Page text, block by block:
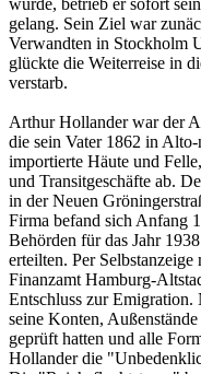
wurde, betrieb er sofort
gelang. Sein Ziel war
Verwandten in Stockholm
glückte die Weiterreise in
verstarb.
Arthur Hollander war der
die sein Vater 1862 in
importierte Häute und
und Transitgeschäfte ab.
in der Neuen
Firma befand sich Anfang
Behörden für das Jahr
erteilten. Per
Finanzamt Hamburg-
Entschluss zur Emigration.
seine Konten,
geprüft hatten und alle
Hollander die